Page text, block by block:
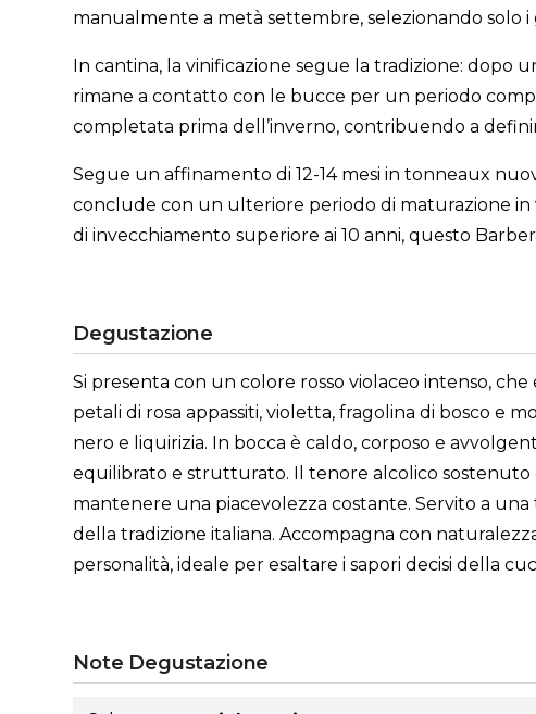
manualmente a metà settembre, selezionando
In cantina, la vinificazione segue la tradizione: dopo
rimane a contatto con le bucce per un periodo
completata prima dell’inverno, contribuendo a
Segue un affinamento di 12-14 mesi in tonneaux
conclude con un ulteriore periodo di maturazione in
di invecchiamento superiore ai 10 anni, questo
Degustazione
Si presenta con un colore rosso violaceo intenso,
petali di rosa appassiti, violetta, fragolina di bosco e
nero e liquirizia. In bocca è caldo, corposo e
equilibrato e strutturato. Il tenore alcolico sostenuto
mantenere una piacevolezza costante. Servito a
della tradizione italiana. Accompagna con
personalità, ideale per esaltare i sapori decisi della
Note Degustazione